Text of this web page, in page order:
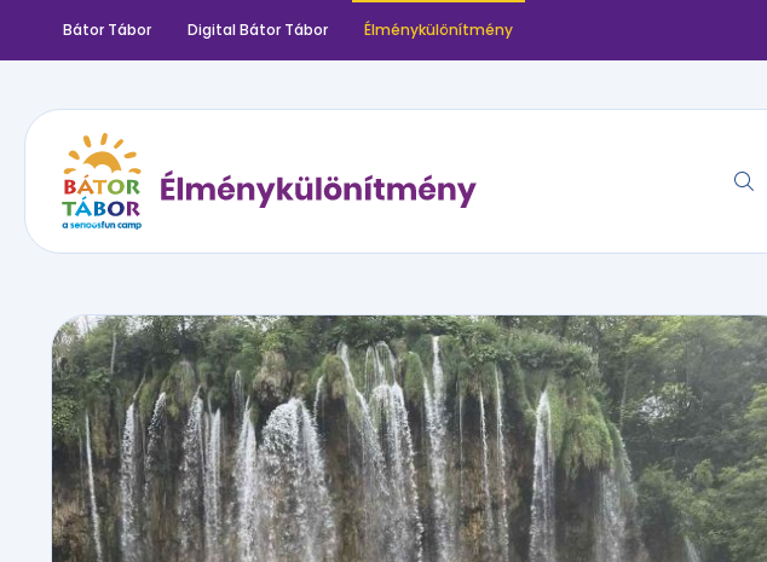
Bátor Tábor Digital Bátor Tábor Élménykülönítmény